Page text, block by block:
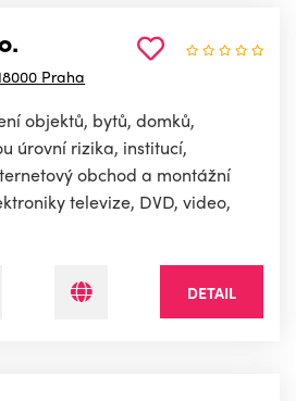
Praha
objektů, bytů, domků,
úrovní rizika, institucí,
obchod a montážní
televize, DVD, video,
DETAIL